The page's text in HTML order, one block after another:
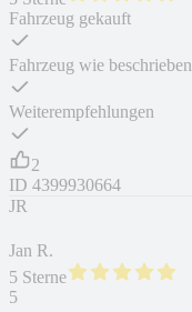
Fahrzeug gekauft
Fahrzeug wie beschrieben
Weiterempfehlungen
2
ID 4399930664
JR
Jan R.
5 Sterne
5